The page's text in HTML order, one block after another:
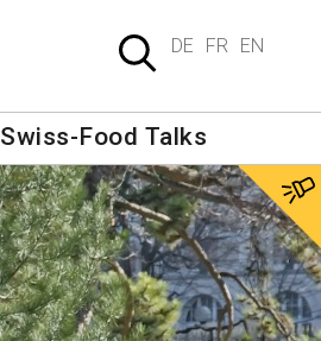
DE FR EN
Swiss-Food Talks